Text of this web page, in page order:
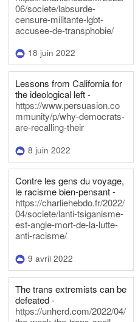
06/societe/labsurde-
censure-militante-lgbt-
accusee-de-transphobie/
18 juin 2022
Lessons from California for
the ideological left -
https://www.persuasion.co
mmunity/p/why-democrats-
are-recalling-their
8 juin 2022
Contre les gens du voyage,
le racisme bien-pensant -
https://charliehebdo.fr/2022/
04/societe/lanti-tsiganisme-
est-angle-mort-de-la-lutte-
anti-racisme/
9 avril 2022
The trans extremists can be
defeated -
https://unherd.com/2022/04/